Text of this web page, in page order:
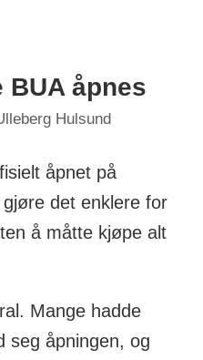
BUA åpnes
Hulsund
åpnet på
det enklere for
å måtte kjøpe alt
Mange hadde
seg åpningen, og